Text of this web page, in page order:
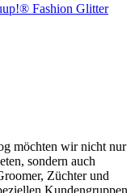
Fashion Glitter
möchten wir nicht nur
sondern auch
Züchter und